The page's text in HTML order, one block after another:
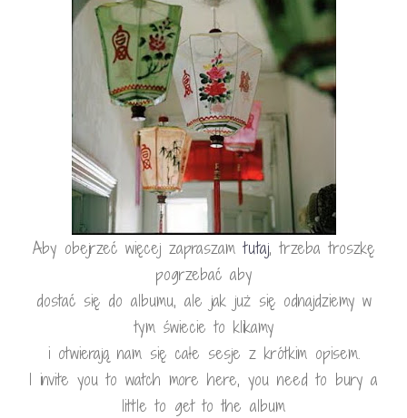
Aby obejrzeć więcej zapraszamtutaj, trzeba troszkę
pogrzebać aby
dostać się do albumu, ale jak już się odnajdziemy w
tym świecie to klikamy
i otwierają nam się całe sesje z krótkim opisem.
I invite you to watch more here, you need to bury a
little to get to the album